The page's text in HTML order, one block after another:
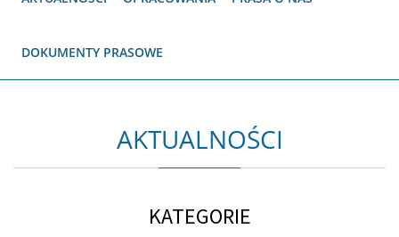
DOKUMENTY PRASOWE
AKTUALNOŚCI
KATEGORIE